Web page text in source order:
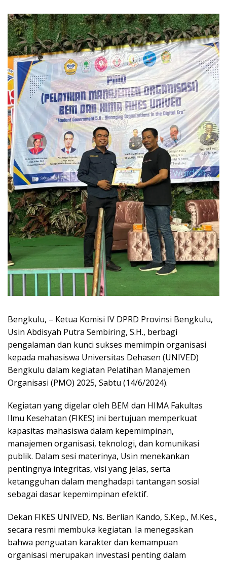
Bengkulu, – Ketua Komisi IV DPRD Provinsi Bengkulu,
Usin Abdisyah Putra Sembiring, S.H., berbagi
pengalaman dan kunci sukses memimpin organisasi
kepada mahasiswa Universitas Dehasen (UNIVED)
Bengkulu dalam kegiatan Pelatihan Manajemen
Organisasi (PMO) 2025, Sabtu (14/6/2024).
Kegiatan yang digelar oleh BEM dan HIMA Fakultas
Ilmu Kesehatan (FIKES) ini bertujuan memperkuat
kapasitas mahasiswa dalam kepemimpinan,
manajemen organisasi, teknologi, dan komunikasi
publik. Dalam sesi materinya, Usin menekankan
pentingnya integritas, visi yang jelas, serta
ketangguhan dalam menghadapi tantangan sosial
sebagai dasar kepemimpinan efektif.
Dekan FIKES UNIVED, Ns. Berlian Kando, S.Kep., M.Kes.,
secara resmi membuka kegiatan. Ia menegaskan
bahwa penguatan karakter dan kemampuan
organisasi merupakan investasi penting dalam